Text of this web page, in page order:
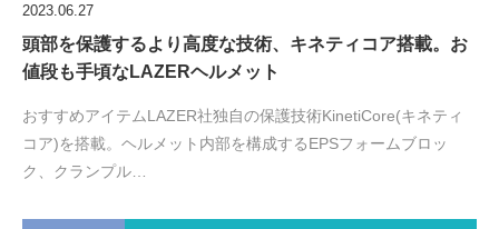
2023.06.27
頭部を保護するより高度な技術、キネティコア搭載。お
値段も手頃なLAZERヘルメット
おすすめアイテムLAZER社独自の保護技術KinetiCore(キネティ
コア)を搭載。ヘルメット内部を構成するEPSフォームブロッ
ク、クランプル…